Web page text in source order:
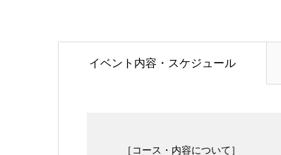
イベント内容・スケジュール
［コース・内容について］